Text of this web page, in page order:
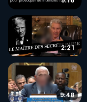
2:21
9:48